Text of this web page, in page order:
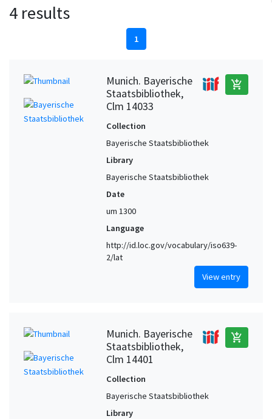
4 results
1
Munich. Bayerische
Staatsbibliothek,
Clm 14033
add_shopping_cart
Collection
Bayerische Staatsbibliothek
Library
Bayerische Staatsbibliothek
Date
um 1300
Language
http://id.loc.gov/vocabulary/iso639-
2/lat
View entry
Munich. Bayerische
Staatsbibliothek,
Clm 14401
add_shopping_cart
Collection
Bayerische Staatsbibliothek
Library